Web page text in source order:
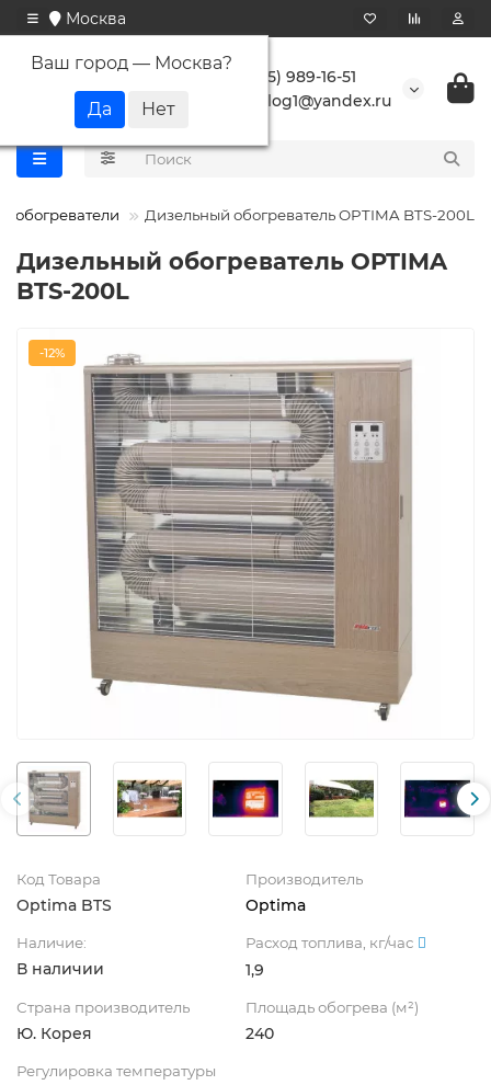
Москва
Ваш город — Москва?
+7 (495) 989-16-51
buranlog1@yandex.ru
обогреватели Дизельный обогреватель OPTIMA BTS-200L
Дизельный обогреватель OPTIMA
BTS-200L
-12%
Код Товара
Optima BTS
Производитель
Optima
Наличие:
В наличии
Расход топлива, кг/час
1,9
Страна производитель
Ю. Корея
Площадь обогрева (м²)
240
Регулировка температуры